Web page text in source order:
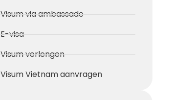
Visum via ambassade
E-visa
Visum verlengen
Visum Vietnam aanvragen